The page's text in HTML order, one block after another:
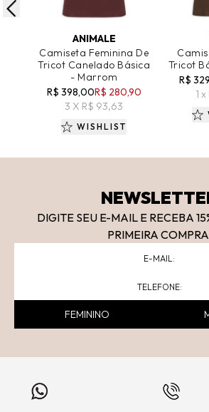
ADICIONAR AO CARRINHO
ANIMALE
Camiseta Feminina De
Tricot Canelado Básica
- Marrom
R$ 398,00R$ 280,90
3 X R$ 93,63
WISHLIST
Tricot
R$
1
DIGITE SEU E-MAIL E RECEBA 15
PRIMEIRA
FEMININO